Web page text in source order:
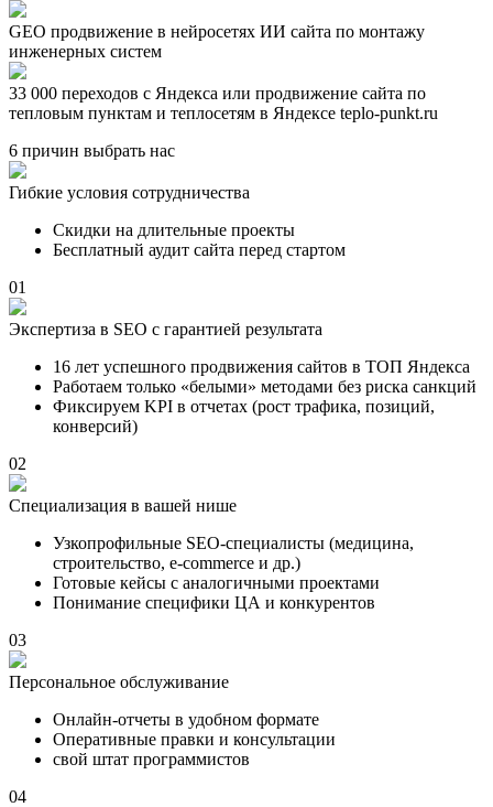
GEO продвижение в нейросетях ИИ сайта по монтажу
инженерных систем
33 000 переходов с Яндекса или продвижение сайта по
тепловым пунктам и теплосетям в Яндексе teplo-punkt.ru
6 причин выбрать нас
Гибкие условия сотрудничества
Скидки на длительные проекты
Бесплатный аудит сайта перед стартом
01
Экспертиза в SEO с гарантией результата
16 лет успешного продвижения сайтов в ТОП Яндекса
Работаем только «белыми» методами без риска санкций
Фиксируем KPI в отчетах (рост трафика, позиций,
конверсий)
02
Специализация в вашей нише
Узкопрофильные SEO-специалисты (медицина,
строительство, e-commerce и др.)
Готовые кейсы с аналогичными проектами
Понимание специфики ЦА и конкурентов
03
Персональное обслуживание
Онлайн-отчеты в удобном формате
Оперативные правки и консультации
свой штат программистов
04